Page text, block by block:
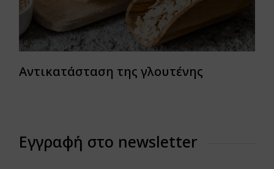
Αντικατάσταση της γλουτένης
Εγγραφή στο newsletter